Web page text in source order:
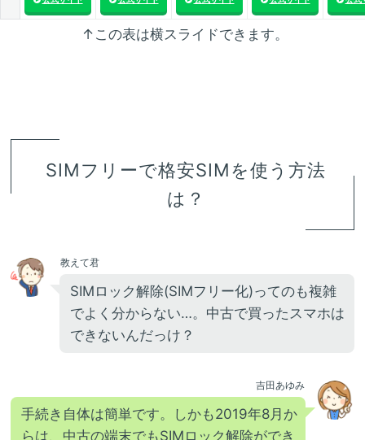
↑この表は横スライドできます。
SIMフリーで格安SIMを使う方法
は？
教えて君
SIMロック解除(SIMフリー化)ってのも複雑
でよく分からない…。中古で買ったスマホは
できないんだっけ？
吉田あゆみ
手続き自体は簡単です。しかも2019年8月か
らは、中古の端末でもSIMロック解除ができ